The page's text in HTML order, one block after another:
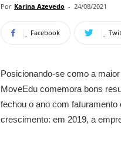
Por Karina Azevedo - 24/08/2021
Facebook
Posicionando-se como a
MoveEdu comemora bons
fechou o ano com
crescimento: em 2019, a